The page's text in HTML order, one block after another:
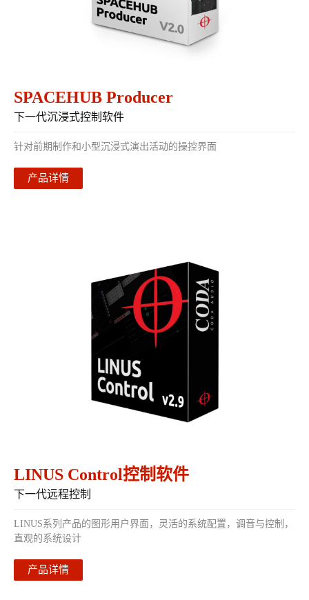
SPACEHUB Producer
下一代沉浸式控制软件
针对前期制作和小型沉浸式演出活动的操控界面
产品详情
LINUS Control控制软件
下一代远程控制
LINUS系列产品的图形用户界面，灵活的系统配置，调音与控制，
直观的系统设计
产品详情